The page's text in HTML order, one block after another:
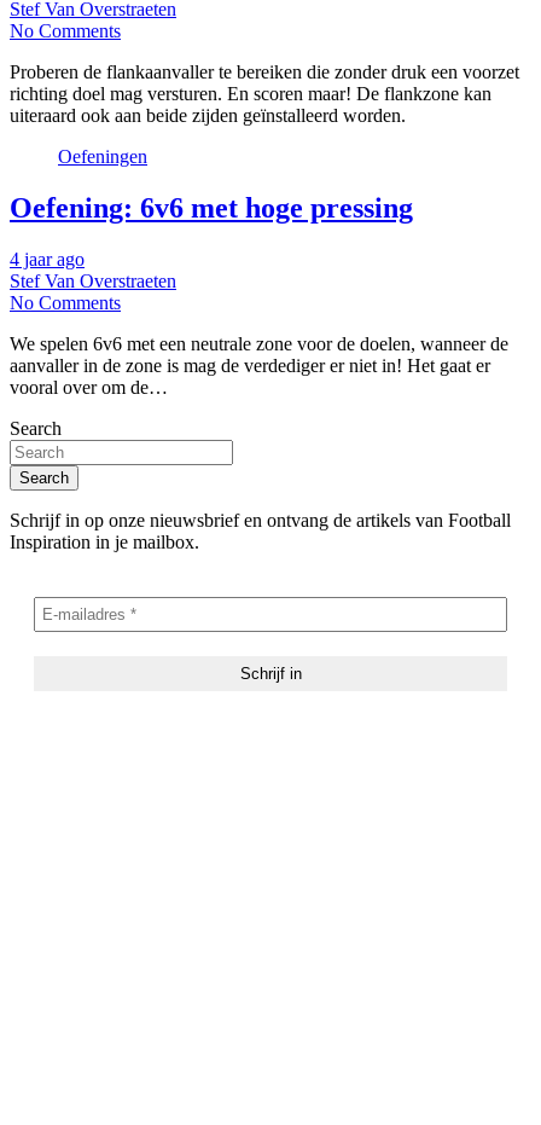
Stef Van Overstraeten
No Comments
Proberen de flankaanvaller te bereiken die zonder druk een voorzet
richting doel mag versturen. En scoren maar! De flankzone kan
uiteraard ook aan beide zijden geïnstalleerd worden.
Oefeningen
Oefening: 6v6 met hoge pressing
4 jaar ago
Stef Van Overstraeten
No Comments
We spelen 6v6 met een neutrale zone voor de doelen, wanneer de
aanvaller in de zone is mag de verdediger er niet in! Het gaat er
vooral over om de…
Search
Search
Schrijf in op onze nieuwsbrief en ontvang de artikels van Football
Inspiration in je mailbox.